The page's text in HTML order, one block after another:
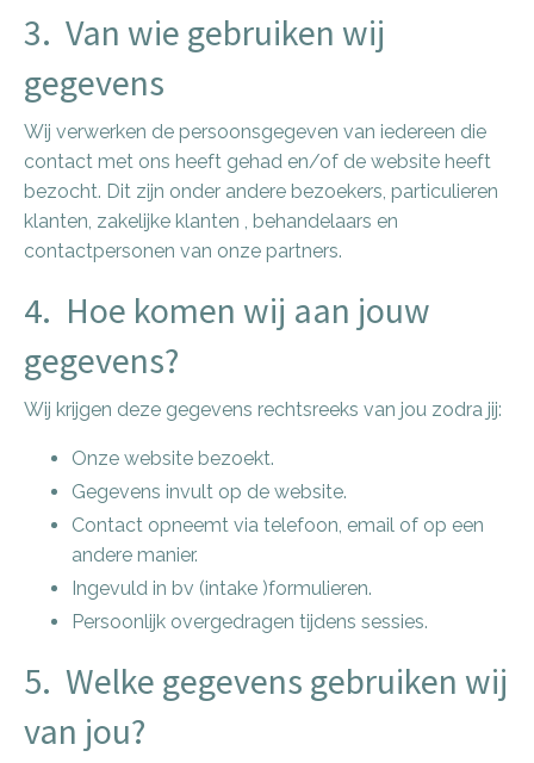
3. Van wie gebruiken wij
gegevens
Wij verwerken de persoonsgegeven van iedereen die
contact met ons heeft gehad en/of de website heeft
bezocht. Dit zijn onder andere bezoekers, particulieren
klanten, zakelijke klanten , behandelaars en
contactpersonen van onze partners.
4. Hoe komen wij aan jouw
gegevens?
Wij krijgen deze gegevens rechtsreeks van jou zodra jij:
Onze website bezoekt.
Gegevens invult op de website.
Contact opneemt via telefoon, email of op een
andere manier.
Ingevuld in bv (intake )formulieren.
Persoonlijk overgedragen tijdens sessies.
5. Welke gegevens gebruiken wij
van jou?